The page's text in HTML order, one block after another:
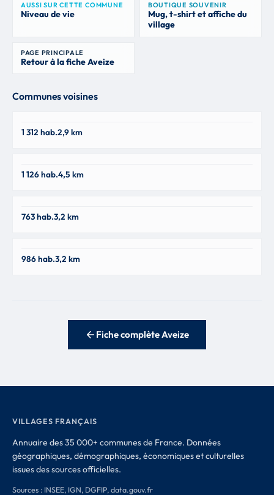
AUSSI SUR CETTE COMMUNE
Niveau de vie
BOUTIQUE SOUVENIR
Mug, t-shirt et affiche du
village
PAGE PRINCIPALE
Retour à la fiche Aveize
Communes voisines
69610
1 312 hab.2,9 km
69590
1 126 hab.4,5 km
69610
763 hab.3,2 km
69610
986 hab.3,2 km
Fiche complète Aveize
VILLAGES FRANÇAIS
Annuaire des 35 000+ communes de France. Données
géographiques, démographiques, économiques et culturelles
issues des sources officielles.
Sources : INSEE, IGN, DGFIP, data.gouv.fr